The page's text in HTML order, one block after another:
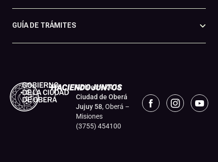
GUÍA DE TRÁMITES
Gobierno de la
Ciudad de Oberá
Jujuy 58, Oberá –
Misiones
(3755) 454100